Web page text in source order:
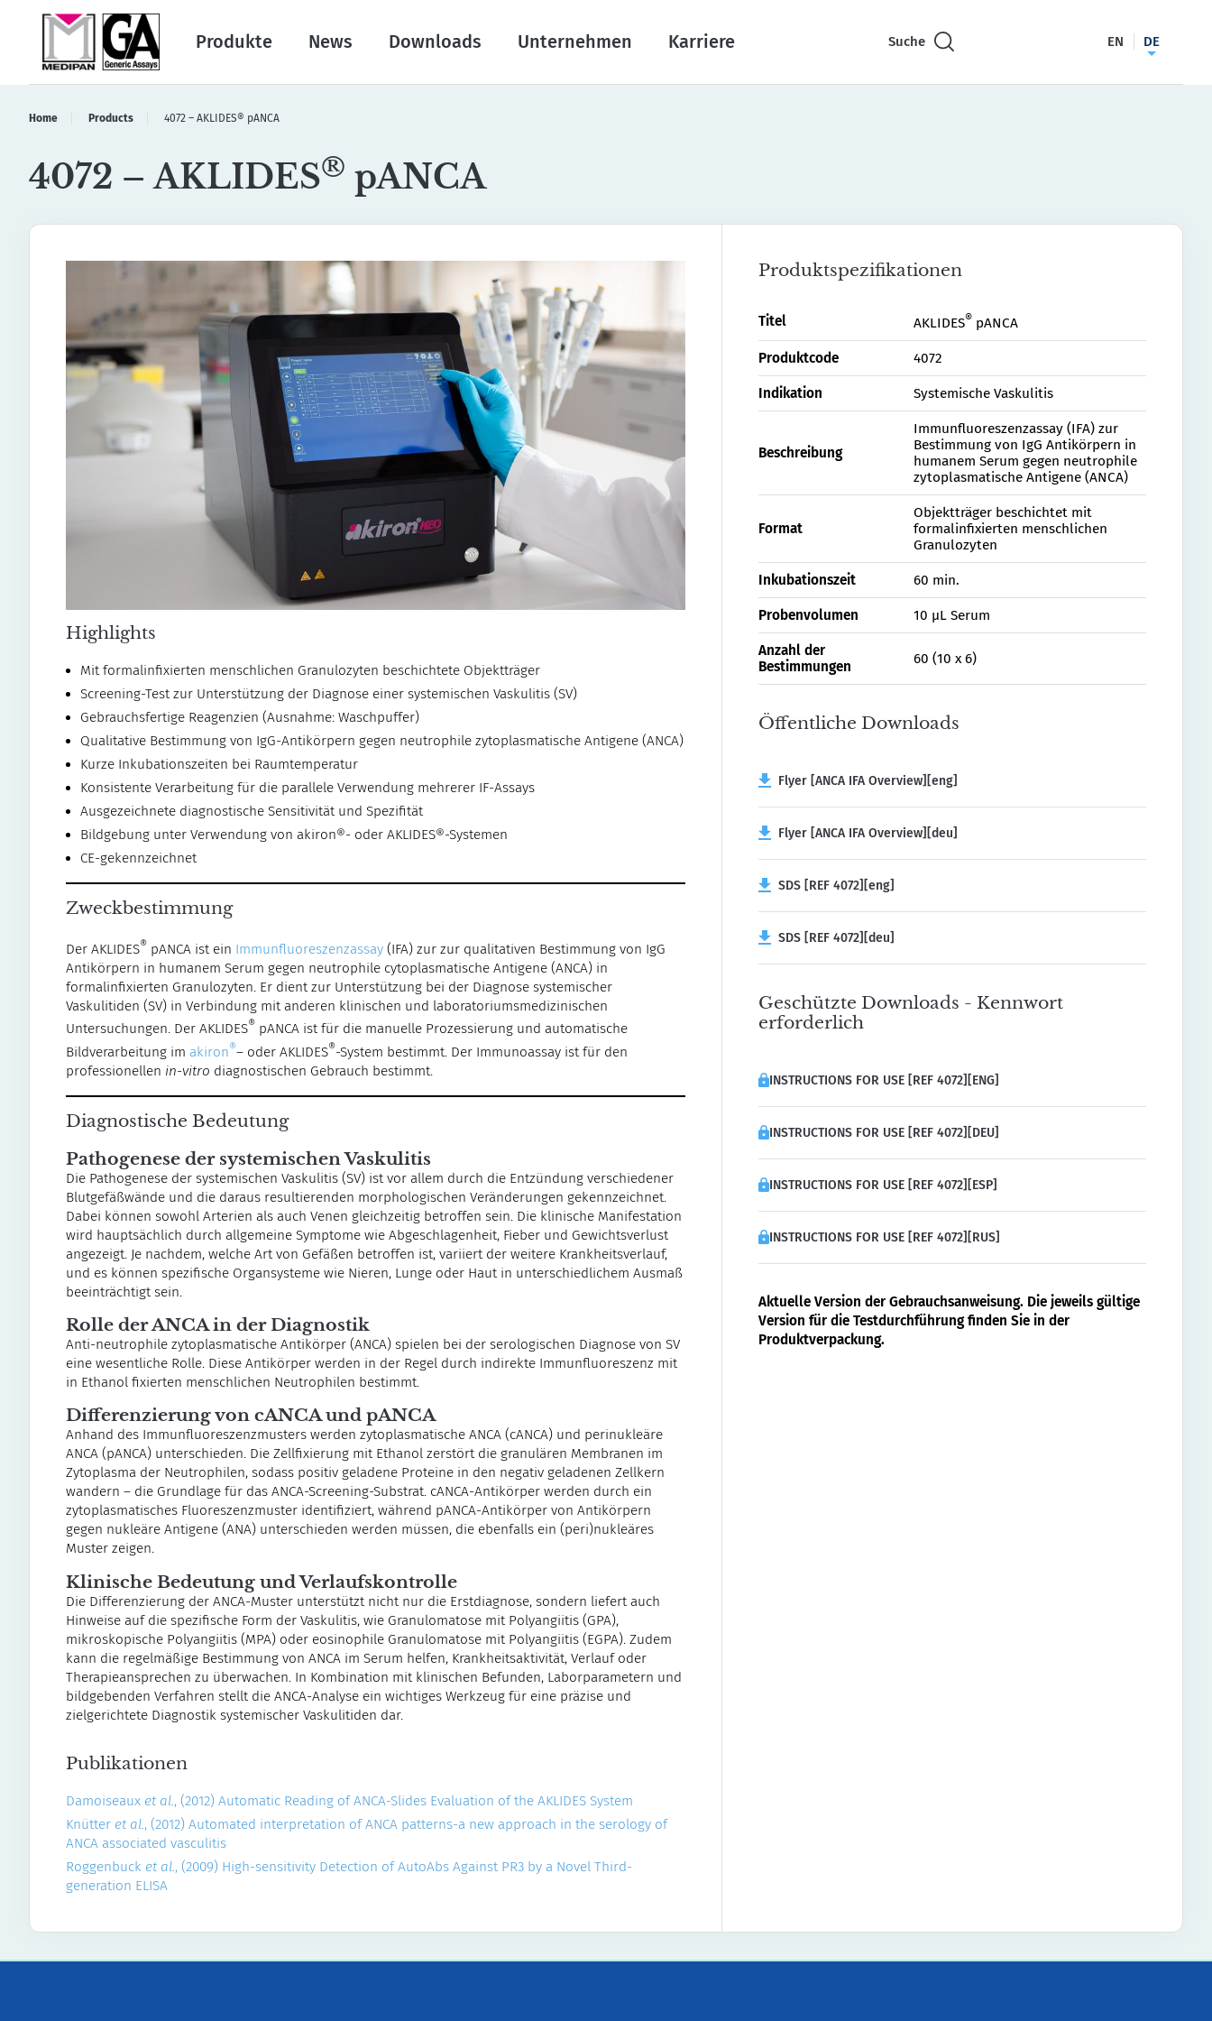
Produkte News Downloads Unternehmen Karriere Suche EN DE
Home Products 4072 – AKLIDES® pANCA
4072 – AKLIDES® pANCA
Highlights
Mit formalinfixierten menschlichen Granulozyten beschichtete Objektträger
Screening-Test zur Unterstützung der Diagnose einer systemischen Vaskulitis (SV)
Gebrauchsfertige Reagenzien (Ausnahme: Waschpuffer)
Qualitative Bestimmung von IgG-Antikörpern gegen neutrophile zytoplasmatische Antigene (ANCA)
Kurze Inkubationszeiten bei Raumtemperatur
Konsistente Verarbeitung für die parallele Verwendung mehrerer IF-Assays
Ausgezeichnete diagnostische Sensitivität und Spezifität
Bildgebung unter Verwendung von akiron®- oder AKLIDES®-Systemen
CE-gekennzeichnet
Zweckbestimmung
Der AKLIDES® pANCA ist ein Immunfluoreszenzassay (IFA) zur zur qualitativen Bestimmung von IgG
Antikörpern in humanem Serum gegen neutrophile cytoplasmatische Antigene (ANCA) in
formalinfixierten Granulozyten. Er dient zur Unterstützung bei der Diagnose systemischer
Vaskulitiden (SV) in Verbindung mit anderen klinischen und laboratoriumsmedizinischen
Untersuchungen. Der AKLIDES® pANCA ist für die manuelle Prozessierung und automatische
Bildverarbeitung im akiron®– oder AKLIDES®-System bestimmt. Der Immunoassay ist für den
professionellen in-vitro diagnostischen Gebrauch bestimmt.
Diagnostische Bedeutung
Pathogenese der systemischen Vaskulitis
Die Pathogenese der systemischen Vaskulitis (SV) ist vor allem durch die Entzündung verschiedener
Blutgefäßwände und die daraus resultierenden morphologischen Veränderungen gekennzeichnet.
Dabei können sowohl Arterien als auch Venen gleichzeitig betroffen sein. Die klinische Manifestation
wird hauptsächlich durch allgemeine Symptome wie Abgeschlagenheit, Fieber und Gewichtsverlust
angezeigt. Je nachdem, welche Art von Gefäßen betroffen ist, variiert der weitere Krankheitsverlauf,
und es können spezifische Organsysteme wie Nieren, Lunge oder Haut in unterschiedlichem Ausmaß
beeinträchtigt sein.
Rolle der ANCA in der Diagnostik
Anti-neutrophile zytoplasmatische Antikörper (ANCA) spielen bei der serologischen Diagnose von SV
eine wesentliche Rolle. Diese Antikörper werden in der Regel durch indirekte Immunfluoreszenz mit
in Ethanol fixierten menschlichen Neutrophilen bestimmt.
Differenzierung von cANCA und pANCA
Anhand des Immunfluoreszenzmusters werden zytoplasmatische ANCA (cANCA) und perinukleäre
ANCA (pANCA) unterschieden. Die Zellfixierung mit Ethanol zerstört die granulären Membranen im
Zytoplasma der Neutrophilen, sodass positiv geladene Proteine in den negativ geladenen Zellkern
wandern – die Grundlage für das ANCA-Screening-Substrat. cANCA-Antikörper werden durch ein
zytoplasmatisches Fluoreszenzmuster identifiziert, während pANCA-Antikörper von Antikörpern
gegen nukleäre Antigene (ANA) unterschieden werden müssen, die ebenfalls ein (peri)nukleäres
Muster zeigen.
Klinische Bedeutung und Verlaufskontrolle
Die Differenzierung der ANCA-Muster unterstützt nicht nur die Erstdiagnose, sondern liefert auch
Hinweise auf die spezifische Form der Vaskulitis, wie Granulomatose mit Polyangiitis (GPA),
mikroskopische Polyangiitis (MPA) oder eosinophile Granulomatose mit Polyangiitis (EGPA). Zudem
kann die regelmäßige Bestimmung von ANCA im Serum helfen, Krankheitsaktivität, Verlauf oder
Therapieansprechen zu überwachen. In Kombination mit klinischen Befunden, Laborparametern und
bildgebenden Verfahren stellt die ANCA-Analyse ein wichtiges Werkzeug für eine präzise und
zielgerichtete Diagnostik systemischer Vaskulitiden dar.
Publikationen
Damoiseaux et al., (2012) Automatic Reading of ANCA-Slides Evaluation of the AKLIDES System
Knütter et al., (2012) Automated interpretation of ANCA patterns-a new approach in the serology of
ANCA associated vasculitis
Roggenbuck et al., (2009) High-sensitivity Detection of AutoAbs Against PR3 by a Novel Third-
generation ELISA
Produktspezifikationen
Titel AKLIDES®pANCA
Produktcode 4072
Indikation Systemische Vaskulitis
Beschreibung
Immunfluoreszenzassay (IFA) zur
Bestimmung von IgG Antikörpern in
humanem Serum gegen neutrophile
zytoplasmatische Antigene (ANCA)
Format
Objektträger beschichtet mit
formalinfixierten menschlichen
Granulozyten
Inkubationszeit 60 min.
Probenvolumen 10 µL Serum
Anzahl der
Bestimmungen
60 (10 x 6)
Öffentliche Downloads
Flyer [ANCA IFA Overview][eng]
Flyer [ANCA IFA Overview][deu]
SDS [REF 4072][eng]
SDS [REF 4072][deu]
Geschützte Downloads - Kennwort
erforderlich
INSTRUCTIONS FOR USE [REF 4072][ENG]
INSTRUCTIONS FOR USE [REF 4072][DEU]
INSTRUCTIONS FOR USE [REF 4072][ESP]
INSTRUCTIONS FOR USE [REF 4072][RUS]
Aktuelle Version der Gebrauchsanweisung. Die jeweils gültige
Version für die Testdurchführung finden Sie in der
Produktverpackung.